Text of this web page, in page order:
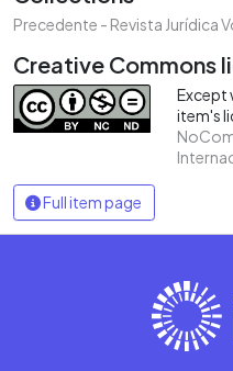
Precedente - Revista Jurídica
Creative Commons
Except
item's
Full item page